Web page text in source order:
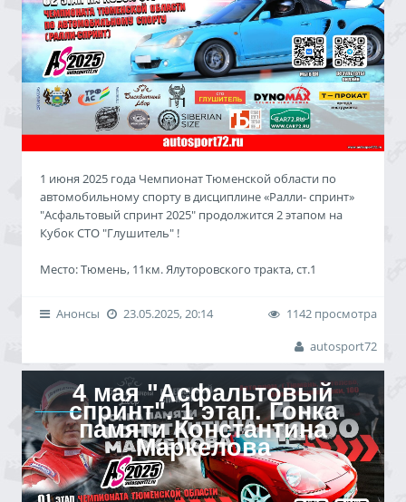
___________________________________________________
Трасса: асфальт, конусы.
Освещение: естественное.
Дистанция: около 700 метров круг.
Заезды по системе:
- ознакомление (не более трех раз по три круга);
- ква...
1 июня 2025 года Чемпионат Тюменской области по
автомобильному спорту в дисциплине «Ралли- спринт»
"Асфальтовый спринт 2025" продолжится 2 этапом на
Кубок СТО "Глушитель" !
Место: Тюмень, 11км. Ялуторовского тракта, ст.1
Предварительная регистрация по ссылке:
reg.autosport72.ru (с 9.00 26.05.2025 до 20.00 30.05.2025)
"Асфальтовый спринт- твой первый шаг в Автоспорт!"
___________________________________________________
Трасса: асфальт, гравий.
Освещение: естественное.
Анонсы 23.05.2025, 20:14
1142 просмотра
autosport72
4 мая "Асфальтовый
спринт". 1 этап. Гонка
памяти Константина
Маркелова